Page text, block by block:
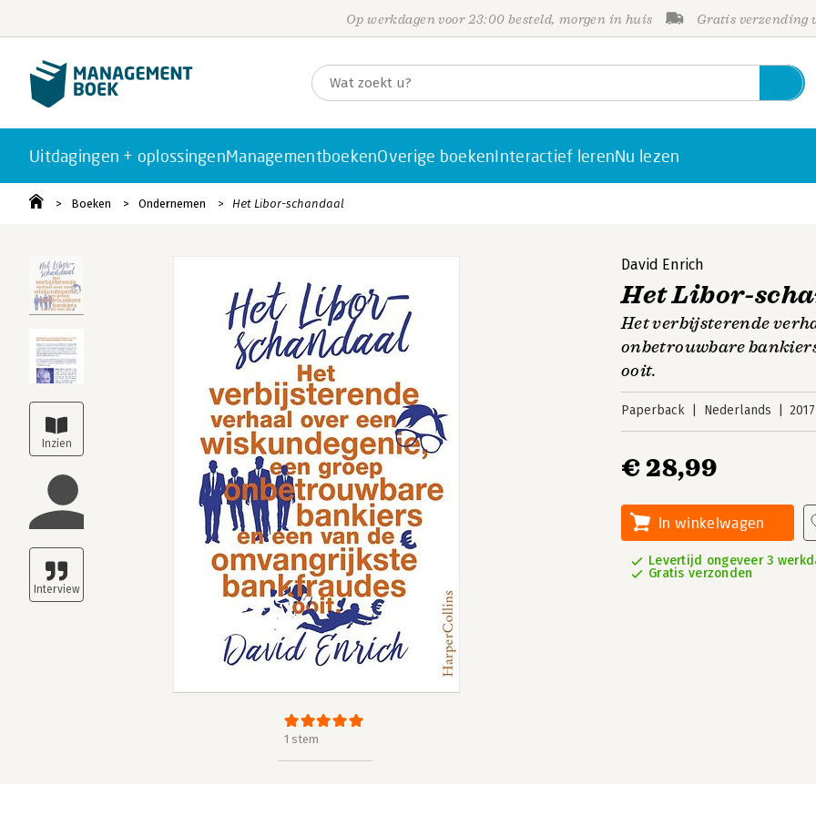
Op werkdagen voor 23:00 besteld, morgen in huis Gratis verzending
Uitdagingen + oplossingenManagementboekenOverige boekenInteractief lerenNu lezen
Boeken Ondernemen Het Libor-schandaal
1 stem
David Enrich
Het Libor-
Het verbijsterende
onbetrouwbare
ooit.
Paperback Nederlands 2017
€ 28,99
In winkelwagen
Levertijd ongeveer 3
Gratis verzonden